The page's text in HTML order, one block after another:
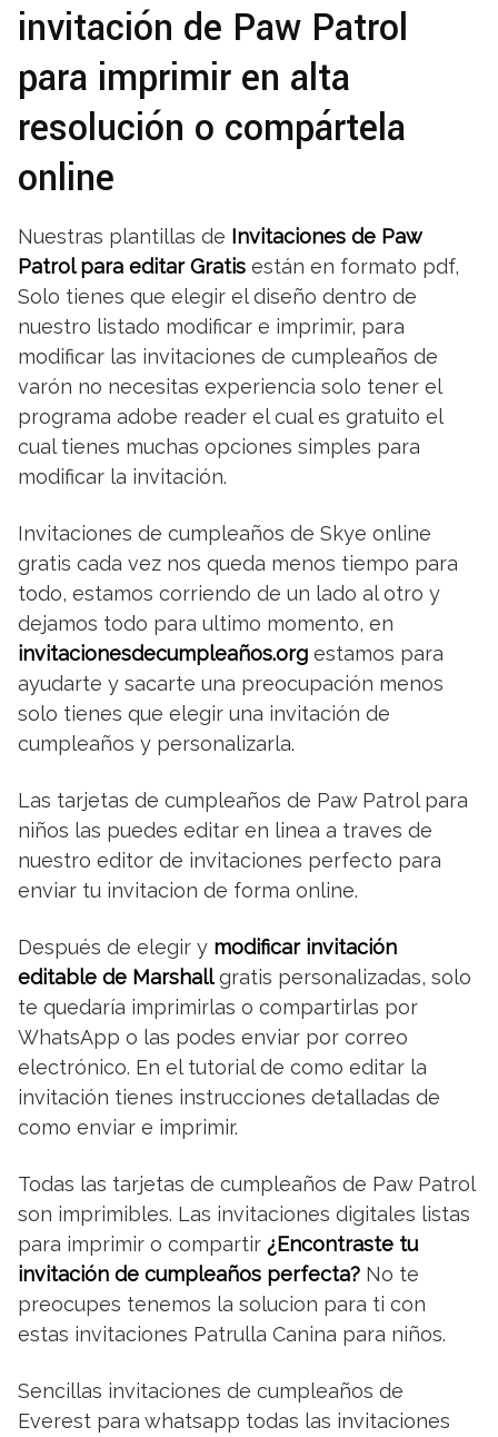
invitación de Paw Patrol
para imprimir en alta
resolución o compártela
online
Nuestras plantillas de Invitaciones de Paw
Patrol para editar Gratis están en formato pdf,
Solo tienes que elegir el diseño dentro de
nuestro listado modificar e imprimir, para
modificar las invitaciones de cumpleaños de
varón no necesitas experiencia solo tener el
programa adobe reader el cual es gratuito el
cual tienes muchas opciones simples para
modificar la invitación.
Invitaciones de cumpleaños de Skye online
gratis cada vez nos queda menos tiempo para
todo, estamos corriendo de un lado al otro y
dejamos todo para ultimo momento, en
invitacionesdecumpleaños.org estamos para
ayudarte y sacarte una preocupación menos
solo tienes que elegir una invitación de
cumpleaños y personalizarla.
Las tarjetas de cumpleaños de Paw Patrol para
niños las puedes editar en linea a traves de
nuestro editor de invitaciones perfecto para
enviar tu invitacion de forma online.
Después de elegir y modificar invitación
editable de Marshallgratis personalizadas, solo
te quedaría imprimirlas o compartirlas por
WhatsApp o las podes enviar por correo
electrónico. En el tutorial de como editar la
invitación tienes instrucciones detalladas de
como enviar e imprimir.
Todas las tarjetas de cumpleaños de Paw Patrol
son imprimibles. Las invitaciones digitales listas
para imprimir o compartir ¿Encontraste tu
invitación de cumpleaños perfecta? No te
preocupes tenemos la solucion para ti con
estas invitaciones Patrulla Canina para niños.
Sencillas invitaciones de cumpleaños de
Everest para whatsapp todas las invitaciones